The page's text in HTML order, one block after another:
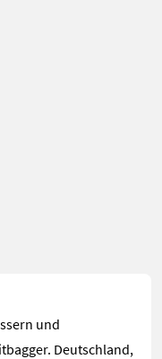
und
Deutschland,